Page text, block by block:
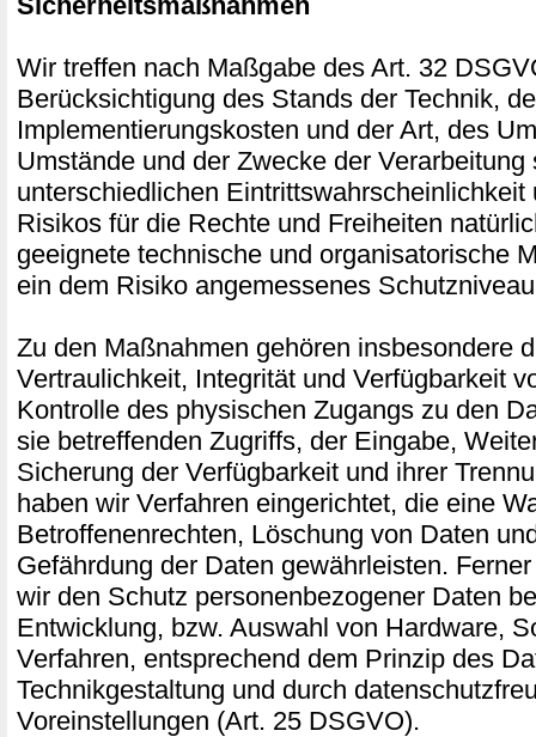
Wir treffen nach Maßgabe des Art. 32
Berücksichtigung des Stands der Technik,
Implementierungskosten und der Art, des
Umstände und der Zwecke der Verarbeitung
unterschiedlichen Eintrittswahrscheinlichkeit
Risikos für die Rechte und Freiheiten
geeignete technische und organisatorische
ein dem Risiko angemessenes
Zu den Maßnahmen gehören insbesondere
Vertraulichkeit, Integrität und Verfügbarkeit
Kontrolle des physischen Zugangs zu den
sie betreffenden Zugriffs, der Eingabe,
Sicherung der Verfügbarkeit und ihrer
haben wir Verfahren eingerichtet, die eine
Betroffenenrechten, Löschung von Daten
Gefährdung der Daten gewährleisten.
wir den Schutz personenbezogener Daten
Entwicklung, bzw. Auswahl von Hardware,
Verfahren, entsprechend dem Prinzip des
Technikgestaltung und durch
Voreinstellungen (Art. 25 DSGVO).